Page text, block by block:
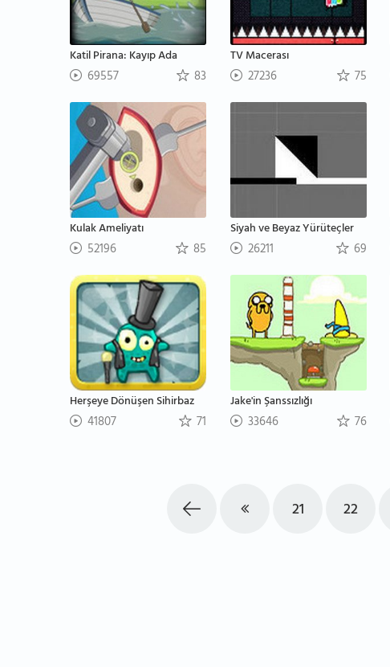
Katil Pirana: Kayıp Ada
69557 83
TV Macerası
27236 75
Kulak Ameliyatı
52196 85
Siyah ve Beyaz Yürüteçler
26211 69
Herşeye Dönüşen Sihirbaz
41807 71
Jake'in Şanssızlığı
33646 76
21 22